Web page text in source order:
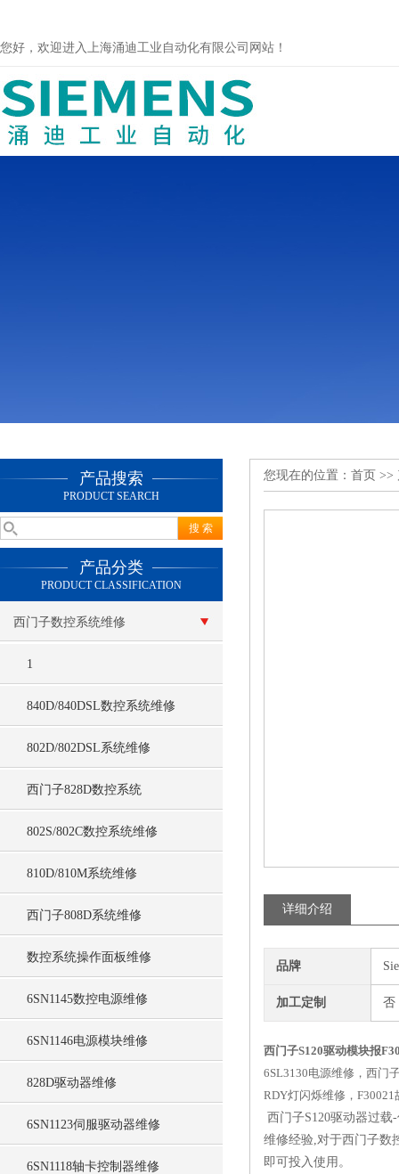
您好，欢迎进入上海涌迪工业自动化有限公司网站！
产品搜索
PRODUCT SEARCH
产品分类
PRODUCT CLASSIFICATION
西门子数控系统维修
1
840D/840DSL数控系统维修
802D/802DSL系统维修
西门子828D数控系统
802S/802C数控系统维修
810D/810M系统维修
西门子808D系统维修
数控系统操作面板维修
6SN1145数控电源维修
6SN1146电源模块维修
828D驱动器维修
6SN1123伺服驱动器维修
6SN1118轴卡控制器维修
您现在的位置： 首页 >>
详细介绍
品牌
加工定制 否
西门子S120驱动模块报
6SL3130电源维修，西门
RDY灯闪烁维修，
西门子S120驱动器过
维修经验,对于西门子数
即可投入使用。